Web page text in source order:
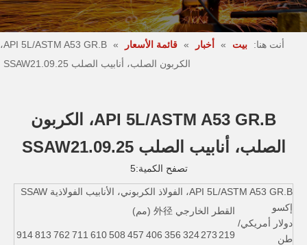
أنت هنا: بيت » أخبار » قائمة الأسعار »
API 5L/ASTM A53 GR.B،
الكربون الصلب، أنابيب الصلب SSAW21.09.25
API 5L/ASTM A53 GR.B، الكربون
الصلب، أنابيب الصلب SSAW21.09.25
تصفح الكمية:5
API 5L/ASTM A53 GR.B، الفولاذ الكربوني، الأنابيب الفولاذية SSAW
إكسو
دولار أمريكي/
طن
القطر الخارجي 外径 (مم)
219
273
324
356
406
457
508
610
711
762
813
914